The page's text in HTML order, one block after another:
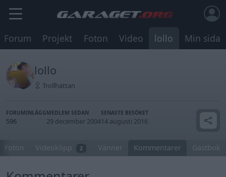
Forum Projekt Foton Video lollo Min sida
lollo
Trollhättan
FORUMINLÄGG
596
MEDLEM SEDAN
29 december 2004
SENASTE BESÖKET
14 augusti 2016
Foton Videoklipp 2 Vänner Kommentarer Gästbok